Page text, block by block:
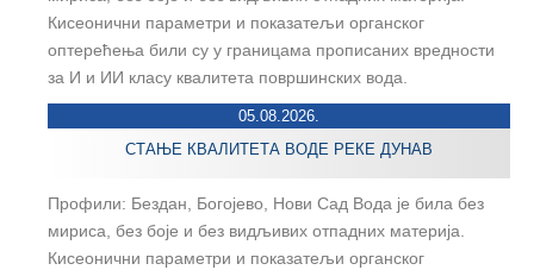
Кисеонични параметри и показатељи органског
оптерећења били су у границама прописаних вредности
за И и ИИ класу квалитета површинских вода.
05.08.2026.
СТАЊЕ КВАЛИТЕТА ВОДЕ РЕКЕ ДУНАВ
Профили: Бездан, Богојево, Нови Сад Вода је била без
мириса, без боје и без видљивих отпадних материја.
Кисеонични параметри и показатељи органског